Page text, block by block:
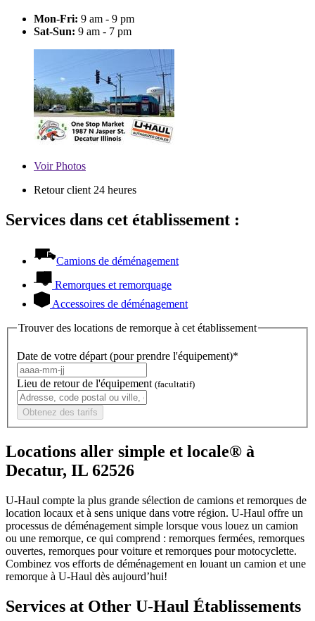
Mon-Fri: 9 am - 9 pm
Sat-Sun: 9 am - 7 pm
VoirPhotos
Retour client 24 heures
Services dans cet établissement :
Camions de déménagement
Remorques et remorquage
Accessoires de déménagement
Trouver des locations de remorque à cet établissement
Date de votre départ (pour prendre l'équipement)*
Lieu de retour de l'équipement (facultatif)
Obtenez des tarifs
Locations aller simple et locale® à
Decatur, IL 62526
U-Haul compte la plus grande sélection de camions et remorques de
location locaux et à sens unique dans votre région. U-Haul offre un
processus de déménagement simple lorsque vous louez un camion
ou une remorque, ce qui comprend : remorques fermées, remorques
ouvertes, remorques pour voiture et remorques pour motocyclette.
Combinez vos efforts de déménagement en louant un camion et une
remorque à U-Haul dès aujourd’hui!
Services at Other U-Haul Établissements